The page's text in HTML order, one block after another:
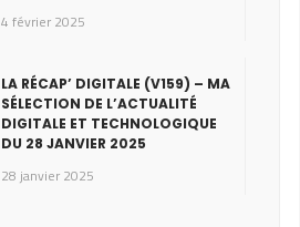
4 février 2025
LA RÉCAP’ DIGITALE (V159) – MA
SÉLECTION DE L’ACTUALITÉ
DIGITALE ET TECHNOLOGIQUE
DU 28 JANVIER 2025
28 janvier 2025